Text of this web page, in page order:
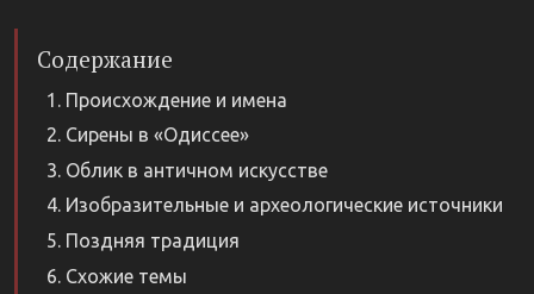
Содержание
Происхождение и имена
Сирены в «Одиссее»
Облик в античном искусстве
Изобразительные и археологические источники
Поздняя традиция
Схожие темы